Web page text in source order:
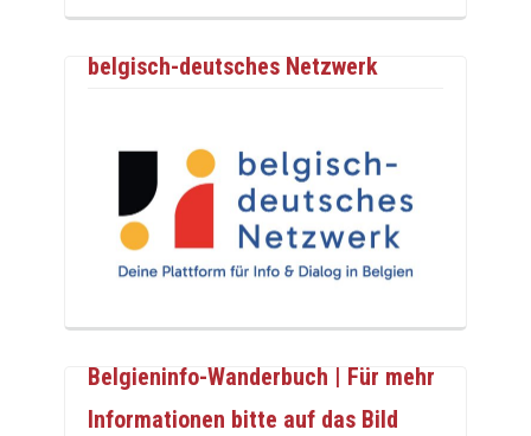
belgisch-deutsches Netzwerk
Belgieninfo-Wanderbuch | Für mehr
Informationen bitte auf das Bild